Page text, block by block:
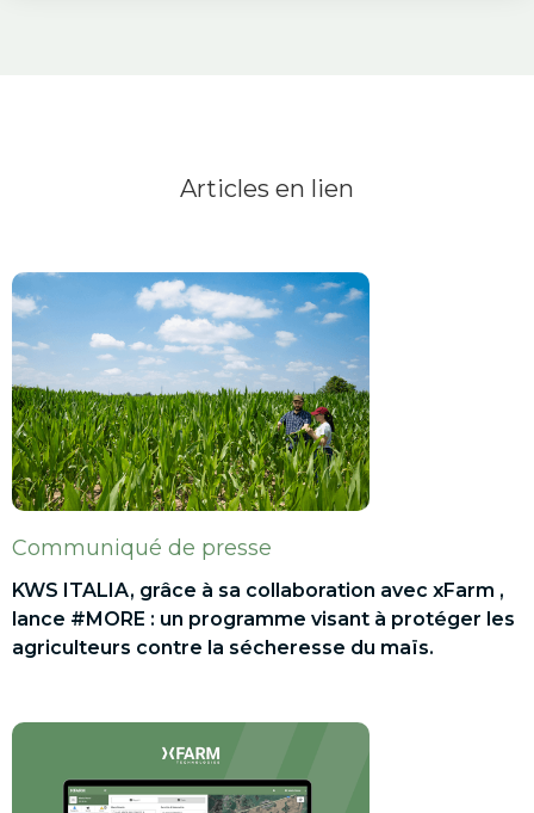
Articles en lien
Communiqué de presse
KWS ITALIA, grâce à sa collaboration avec xFarm ,
lance #MORE : un programme visant à protéger les
agriculteurs contre la sécheresse du maïs.